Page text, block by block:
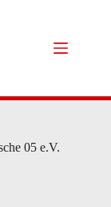
05 e.V.